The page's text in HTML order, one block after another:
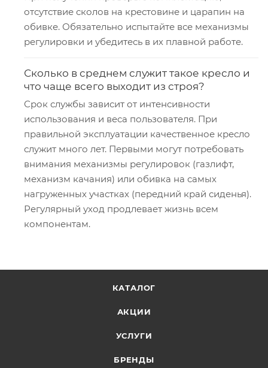
отсутствие сколов на крестовине и царапин на
обивке. Обязательно испытайте все механизмы
регулировки и убедитесь в их плавной работе.
Сколько в среднем служит такое кресло и
что чаще всего выходит из строя?
Срок службы зависит от интенсивности
использования и веса пользователя. При
правильной эксплуатации качественное кресло
служит много лет. Первыми могут потребовать
внимания механизмы регулировок (газлифт,
механизм качания) или обивка на самых
нагруженных участках (передний край сиденья).
Регулярный уход продлевает жизнь всем
компонентам.
КАТАЛОГ
АКЦИИ
УСЛУГИ
БРЕНДЫ